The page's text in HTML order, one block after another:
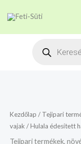
content
Products
Kezdőlap / Tejipari
vajak / Hulala édesített
Tejipari termékek,
habkészítmény
mennyiség
A mélyhűtött
csakis saját